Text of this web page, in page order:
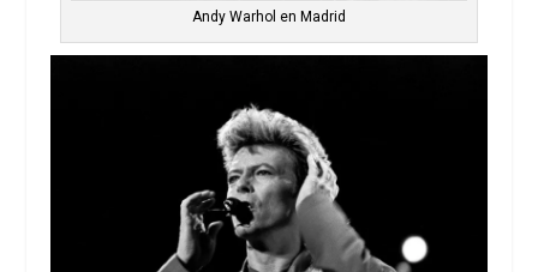
Andy Warhol en Madrid